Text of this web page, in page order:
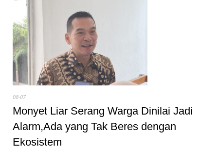
08-07
Monyet Liar Serang Warga Dinilai Jadi
Alarm,Ada yang Tak Beres dengan
Ekosistem